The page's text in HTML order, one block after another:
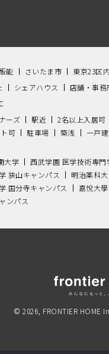
能 さいたま市 東京23区内
シェアハウス 店舗・事務
ーズ 駅近 2名以上入居可
可 駐車場 築浅 一戸建
大学 西武学園 医学技術専門
狭山キャンパス 明治薬科
国分寺キャンパス 嘉悅大學
ンパス
© 2026, FRONTIER HOME